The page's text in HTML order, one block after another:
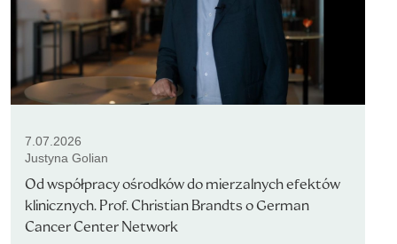
7.07.2026
Justyna Golian
Od współpracy ośrodków do mierzalnych efektów
klinicznych. Prof. Christian Brandts o German
Cancer Center Network